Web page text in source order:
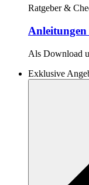
Ratgeber &
Als Download
Exklusive